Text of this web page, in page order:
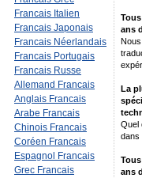
Francais Italien
Francais Japonais
Francais Néerlandais
Francais Portugais
Francais Russe
Allemand Francais
Anglais Francais
Arabe Francais
Chinois Francais
Coréen Francais
Espagnol Francais
Grec Francais
ans
La
Quel
dans
ans